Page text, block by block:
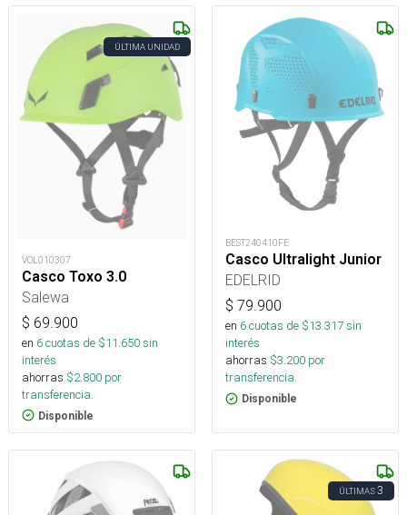
ÚLTIMA UNIDAD
VOL010307
Casco Toxo 3.0
Salewa
$ 69.900
en 6cuotas de $11.650sin
interés
ahorras $2.800 por
transferencia.
Disponible
BEST240410FE
Casco Ultralight Junior
EDELRID
$ 79.900
en 6cuotas de $13.317sin
interés
ahorras $3.200 por
transferencia.
Disponible
ÚLTIMAS3